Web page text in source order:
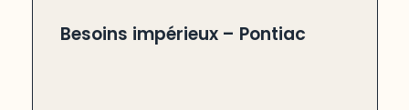
Besoins impérieux – Pontiac